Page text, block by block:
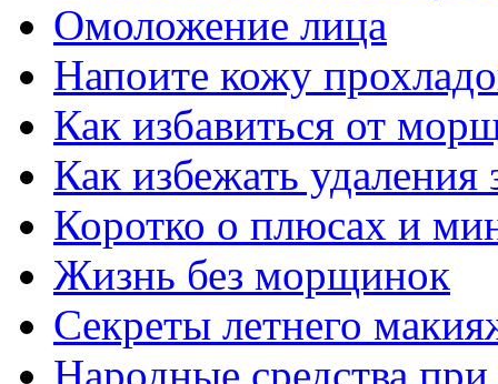
Омоложение лица
Напоите кожу
Как избавиться от
Как избежать удаления
Коротко о плюсах и
Жизнь без морщинок
Секреты летнего